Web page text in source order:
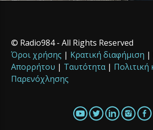
© Radio984 - All Rights Reserved
Όροι χρήσης | Κρατική διαφήμιση |
Απορρήτου | Ταυτότητα| Πολιτική
Παρενόχλησης